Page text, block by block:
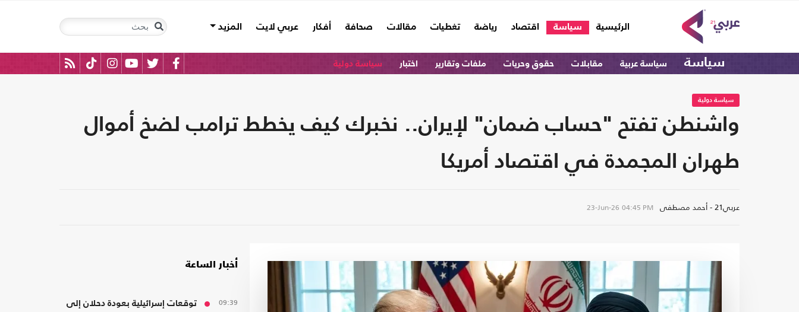
الرئيسية
(current) سياسة اقتصاد رياضة تغطيات مقالات صحافة أفكار عربي لايت المزيد
سياسة سياسة عربية مقابلات حقوق وحريات ملفات وتقارير اختبار سياسة دولية
سياسة دولية
واشنطن تفتح "حساب ضمان" لإيران.. نخبرك كيف يخطط ترامب لضخ أموال
طهران المجمدة في اقتصاد أمريكا
عربي21 - أحمد مصطفى 23-Jun-26 04:45 PM
أخبار الساعة
09:39
توقعات إسرائيلية بعودة دحلان إلى